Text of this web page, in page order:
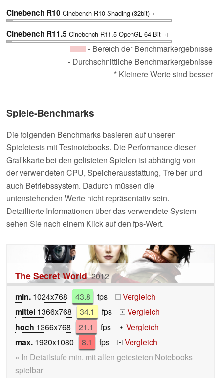
Cinebench R10 Cinebench R10 Shading (32bit) +
Cinebench R11.5 Cinebench R11.5 OpenGL 64 Bit +
- Bereich der Benchmarkergebnisse
- Durchschnittliche Benchmarkergebnisse
* Kleinere Werte sind besser
Spiele-Benchmarks
Die folgenden Benchmarks basieren auf unseren
Spieletests mit Testnotebooks. Die Performance dieser
Grafikkarte bei den gelisteten Spielen ist abhängig von
der verwendeten CPU, Speicherausstattung, Treiber und
auch Betriebssystem. Dadurch müssen die
untenstehenden Werte nicht repräsentativ sein.
Detaillierte Informationen über das verwendete System
sehen Sie nach einem Klick auf den fps-Wert.
The Secret World 2012
min. 1024x768 43.8 fps +
Vergleich
mittel 1366x768 34.1 fps +
Vergleich
hoch 1366x768 21.1 fps +
Vergleich
max. 1920x1080 8.1 fps +
Vergleich
» In Detailstufe min. mit allen getesteten Notebooks
spielbar